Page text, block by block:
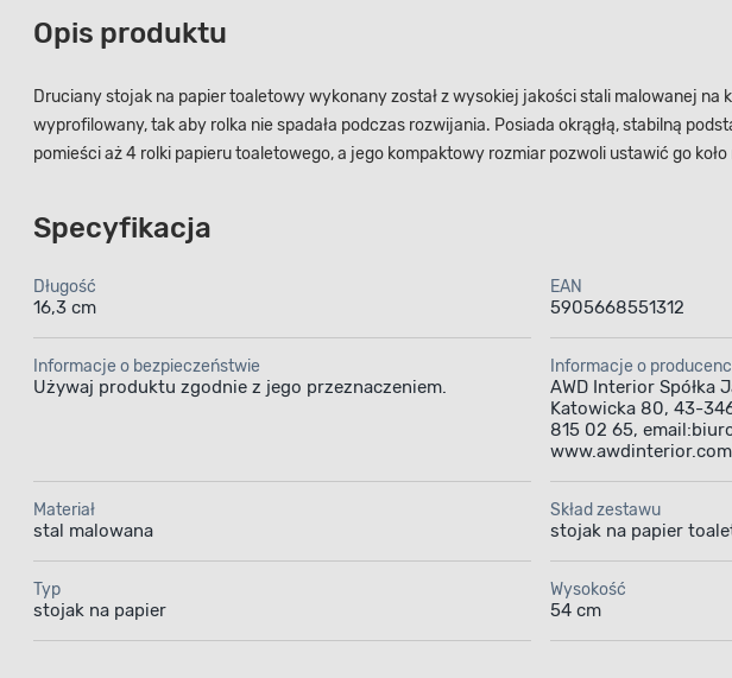
Opis produktu
Druciany stojak na papier toaletowy wykonany został z wysokiej jakości stali malowanej
wyprofilowany, tak aby rolka nie spadała podczas rozwijania. Posiada okrągłą, stabilną
pomieści aż 4 rolki papieru toaletowego, a jego kompaktowy rozmiar pozwoli ustawić go
Specyfikacja
Długość
16,3 cm
EAN
5905668551312
Informacje o bezpieczeństwie
Używaj produktu zgodnie z jego przeznaczeniem.
Informacje o
AWD Interior Spółka
Katowicka 80, 43-
815 02 65,
www.awdinterior.com
Materiał
stal malowana
Skład zestawu
stojak na papier
Typ
stojak na papier
Wysokość
54 cm